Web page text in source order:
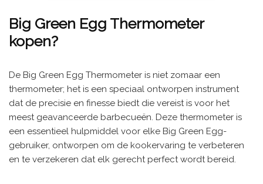
Big Green Egg Thermometer
kopen?
De Big Green Egg Thermometer is niet zomaar een
thermometer; het is een speciaal ontworpen instrument
dat de precisie en finesse biedt die vereist is voor het
meest geavanceerde barbecueën. Deze thermometer is
een essentieel hulpmiddel voor elke Big Green Egg-
gebruiker, ontworpen om de kookervaring te verbeteren
en te verzekeren dat elk gerecht perfect wordt bereid.